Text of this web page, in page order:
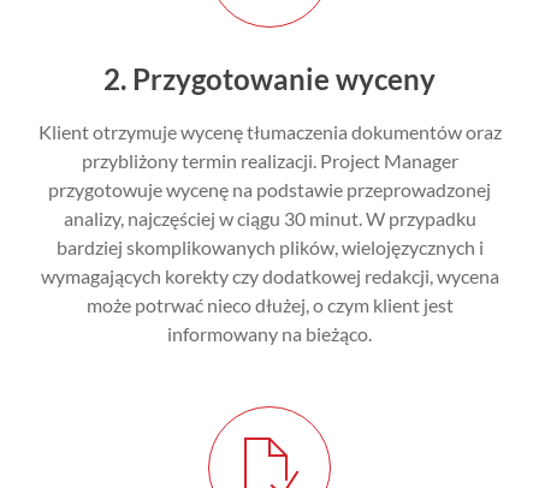
2. Przygotowanie wyceny
Klient otrzymuje wycenę tłumaczenia dokumentów oraz
przybliżony termin realizacji. Project Manager
przygotowuje wycenę na podstawie przeprowadzonej
analizy, najczęściej w ciągu 30 minut. W przypadku
bardziej skomplikowanych plików, wielojęzycznych i
wymagających korekty czy dodatkowej redakcji, wycena
może potrwać nieco dłużej, o czym klient jest
informowany na bieżąco.